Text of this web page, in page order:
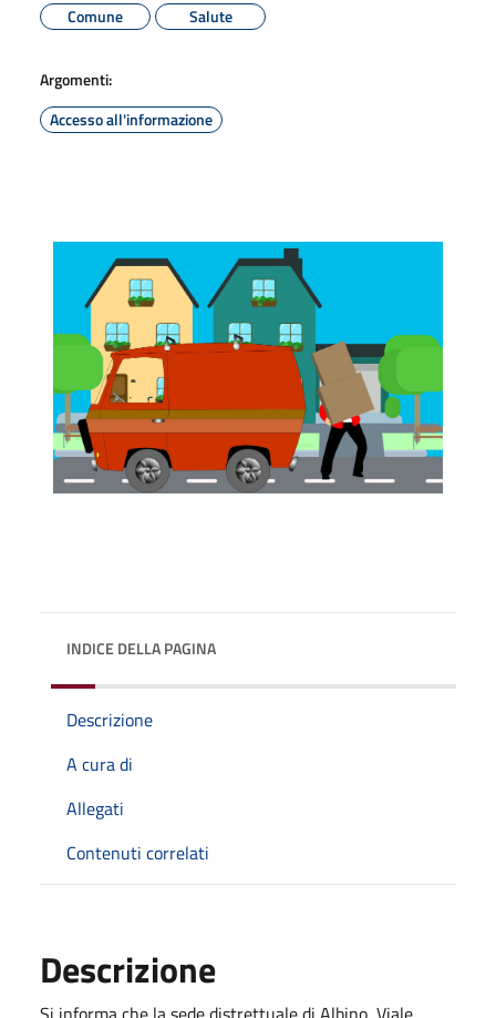
Comune
Salute
Argomenti:
Accesso all'informazione
INDICE DELLA PAGINA
Descrizione
A cura di
Allegati
Contenuti correlati
Descrizione